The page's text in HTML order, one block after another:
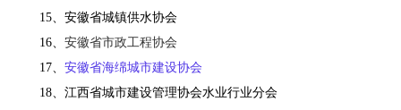
15、安徽省城镇供水协会
16、 安徽省市政工程协会
17、 安徽省海绵城市建设协会
18、江西省城市建设管理协会水业行业分会